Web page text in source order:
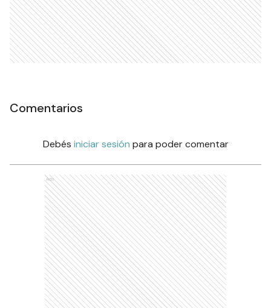
Comentarios
Debés iniciar sesión para poder comentar
Ads